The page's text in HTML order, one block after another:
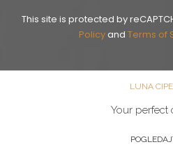
This site is protected by
Policyand Terms of
LUNA
Your perfect